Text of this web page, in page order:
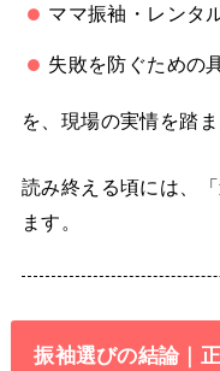
ママ振袖・レンタ
失敗を防ぐための
を、現場の実情を踏
読み終える頃には、
ます。
振袖選びの結論｜